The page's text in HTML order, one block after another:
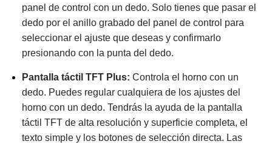
panel de control con un dedo. Solo tienes que pasar el
dedo por el anillo grabado del panel de control para
seleccionar el ajuste que deseas y confirmarlo
presionando con la punta del dedo.
Pantalla táctil TFT Plus: Controla el horno con un
dedo. Puedes regular cualquiera de los ajustes del
horno con un dedo. Tendrás la ayuda de la pantalla
táctil TFT de alta resolución y superficie completa, el
texto simple y los botones de selección directa. Las